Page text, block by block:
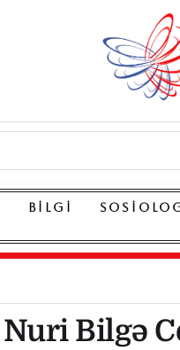
BILGI
Nuri Bilgə